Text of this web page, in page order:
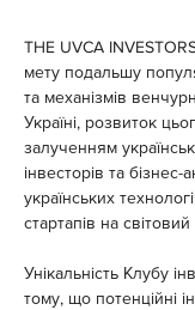
THE UVCA
мету подальшу
та механізмів
Україні, розвиток
залученням
інвесторів та
українських
стартапів на світовий
Унікальність Клубу
тому, що потенційні